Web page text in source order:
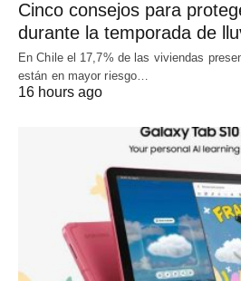
Cinco consejos para
durante la temporada de
En Chile el 17,7% de las viviendas
están en mayor riesgo…
16 hours ago